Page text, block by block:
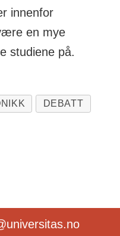
innenfor
en mye
studiene på.
DEBATT